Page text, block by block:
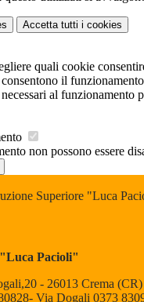
Accetta tutti i cookies
quali cookie
il
al funzionamento
non possono essere
Superiore "Luca
Pacioli"
- 26013 Crema (CR)
Via Dogali 0373